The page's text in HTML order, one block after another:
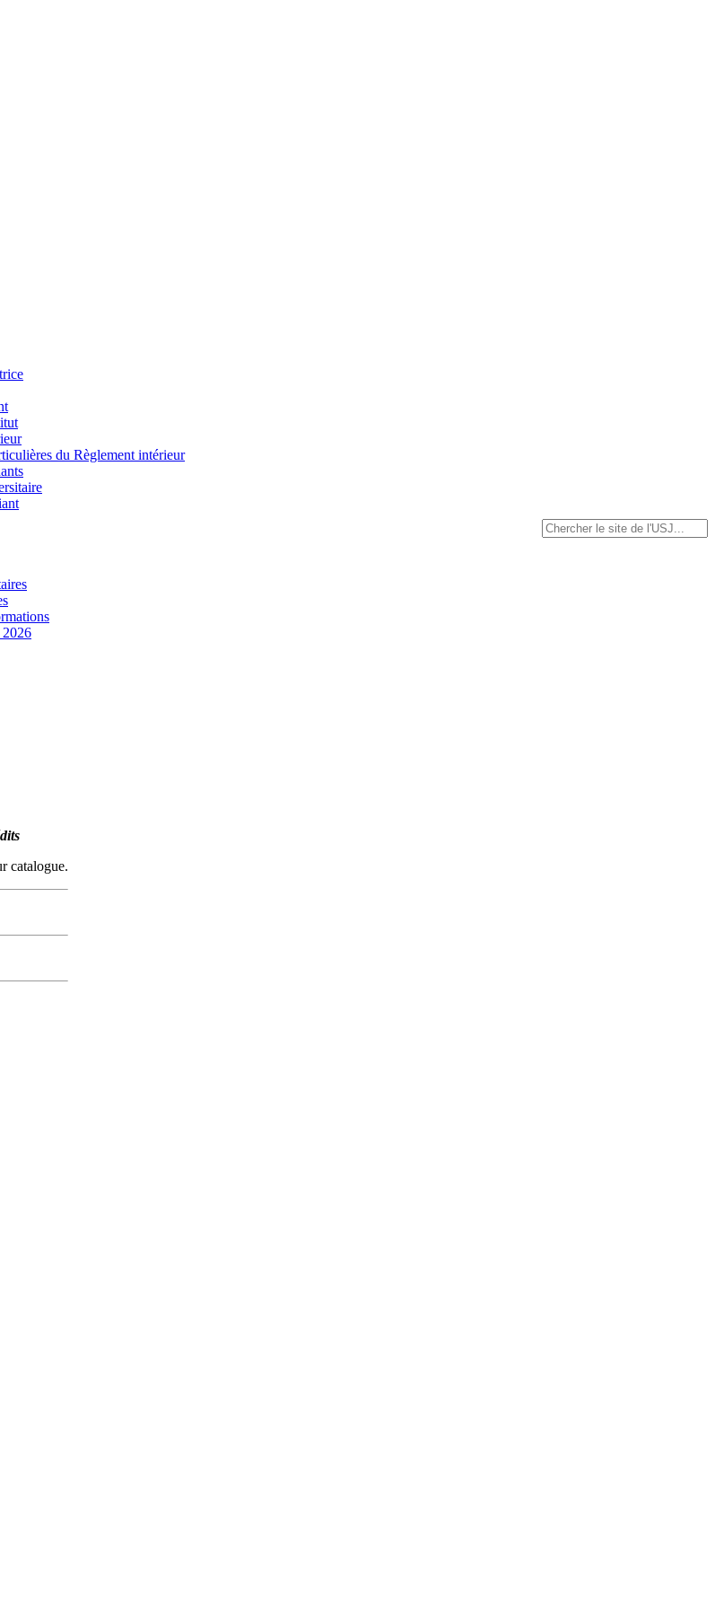
du Règlement intérieur
catalogue.